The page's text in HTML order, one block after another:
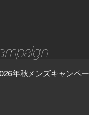
年秋メンズキャンペー